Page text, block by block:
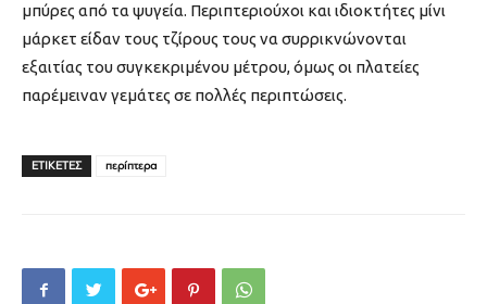
μπύρες από τα ψυγεία. Περιπτεριούχοι και ιδιοκτήτες μίνι
μάρκετ είδαν τους τζίρους τους να συρρικνώνονται
εξαιτίας του συγκεκριμένου μέτρου, όμως οι πλατείες
παρέμειναν γεμάτες σε πολλές περιπτώσεις.
ΕΤΙΚΕΤΕΣ περίπτερα